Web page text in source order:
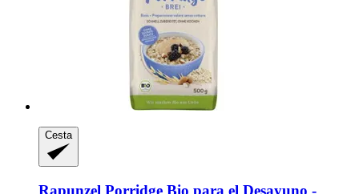
Cesta
Rapunzel Porridge Bio para el Desayuno -​